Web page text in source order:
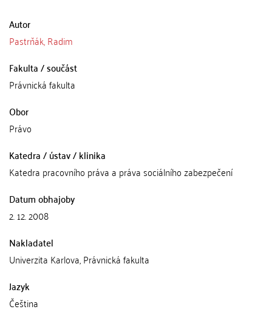
Autor
Pastrňák, Radim
Fakulta / součást
Právnická fakulta
Obor
Právo
Katedra / ústav / klinika
Katedra pracovního práva a práva sociálního zabezpečení
Datum obhajoby
2. 12. 2008
Nakladatel
Univerzita Karlova, Právnická fakulta
Jazyk
Čeština